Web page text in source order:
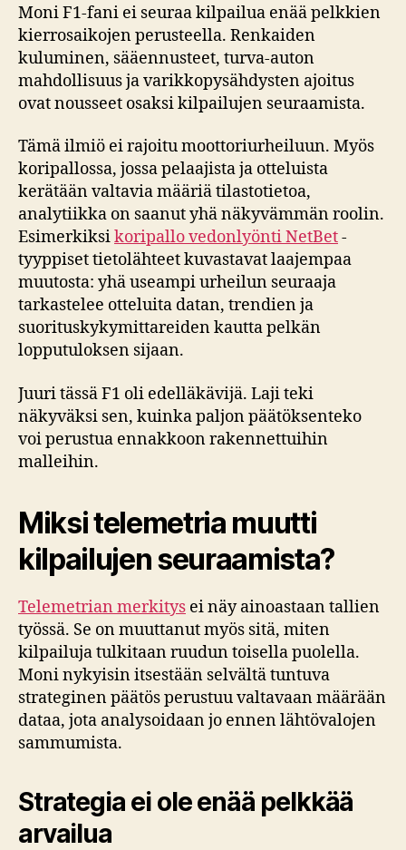
Moni F1-fani ei seuraa kilpailua enää pelkkien
kierrosaikojen perusteella. Renkaiden
kuluminen, sääennusteet, turva-auton
mahdollisuus ja varikkopysähdysten ajoitus
ovat nousseet osaksi kilpailujen seuraamista.
Tämä ilmiö ei rajoitu moottoriurheiluun. Myös
koripallossa, jossa pelaajista ja otteluista
kerätään valtavia määriä tilastotietoa,
analytiikka on saanut yhä näkyvämmän roolin.
Esimerkiksikoripallo vedonlyönti NetBet-
tyyppiset tietolähteet kuvastavat laajempaa
muutosta: yhä useampi urheilun seuraaja
tarkastelee otteluita datan, trendien ja
suorituskykymittareiden kautta pelkän
lopputuloksen sijaan.
Juuri tässä F1 oli edelläkävijä. Laji teki
näkyväksi sen, kuinka paljon päätöksenteko
voi perustua ennakkoon rakennettuihin
malleihin.
Miksi telemetria muutti
kilpailujen seuraamista?
Telemetrian merkitys ei näy ainoastaan tallien
työssä. Se on muuttanut myös sitä, miten
kilpailuja tulkitaan ruudun toisella puolella.
Moni nykyisin itsestään selvältä tuntuva
strateginen päätös perustuu valtavaan määrään
dataa, jota analysoidaan jo ennen lähtövalojen
sammumista.
Strategia ei ole enää pelkkää
arvailua